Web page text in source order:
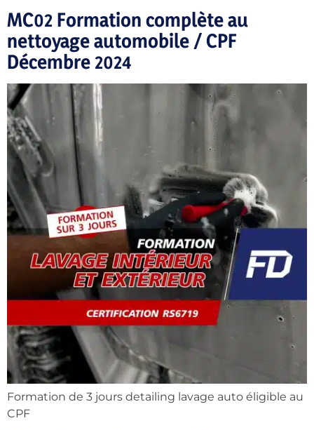
MC02 Formation complète au
nettoyage automobile / CPF
Décembre 2024
Formation de 3 jours detailing lavage auto éligible au
CPF